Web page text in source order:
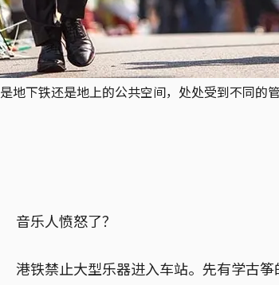
地下铁还是地上的公共空间，处处受到不同的管
音乐人愤怒了？
港铁禁止大型乐器进入车站。先有学古